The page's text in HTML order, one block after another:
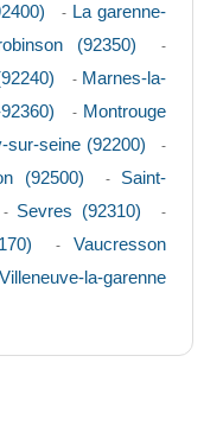
- La garenne-
(92350) -
- Marnes-la-
- Montrouge
sur-seine (92200) -
(92500) - Saint-
- Sevres (92310) -
- Vaucresson
Villeneuve-la-garenne